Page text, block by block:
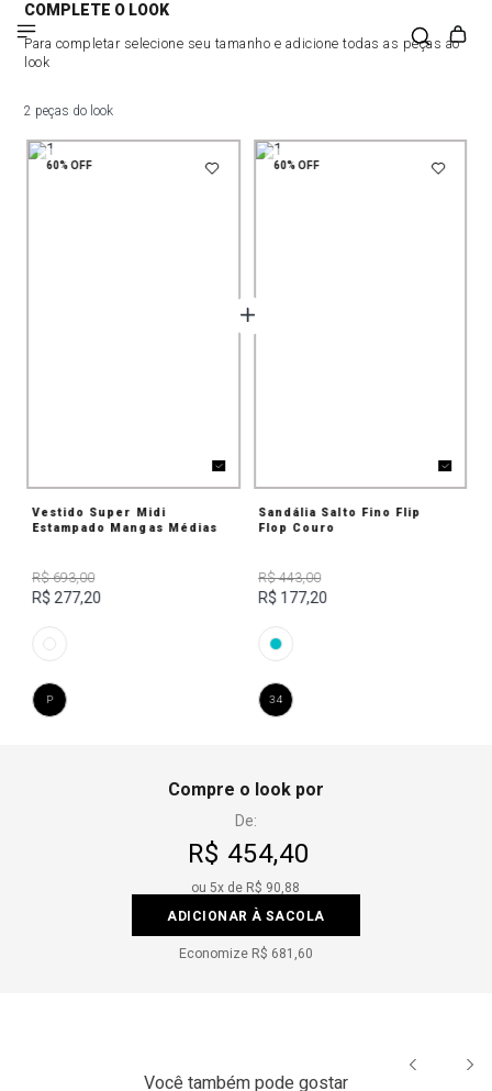
COMPLETE O LOOK
Para completar selecione seu tamanho e adicione todas as peças ao
look
2 peças do look
60%OFF
Vestido Super Midi
Estampado Mangas Médias
R$ 693,00
R$ 277,20
P
60%OFF
Sandália Salto Fino Flip
Flop Couro
R$ 443,00
R$ 177,20
34
Compre o look por
De:
R$ 454,40
ou5x de R$ 90,88
ADICIONAR À SACOLA
Economize R$ 681,60
Você também pode gostar